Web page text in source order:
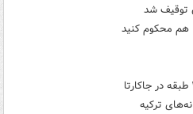
هم محکوم کنید
ترکیه